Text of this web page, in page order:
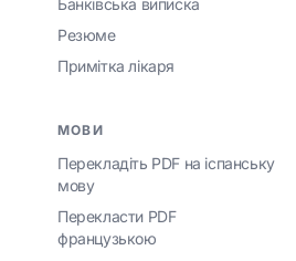
Банківська виписка
Резюме
Примітка лікаря
МОВИ
Перекладіть PDF на іспанську
мову
Перекласти PDF
французькою